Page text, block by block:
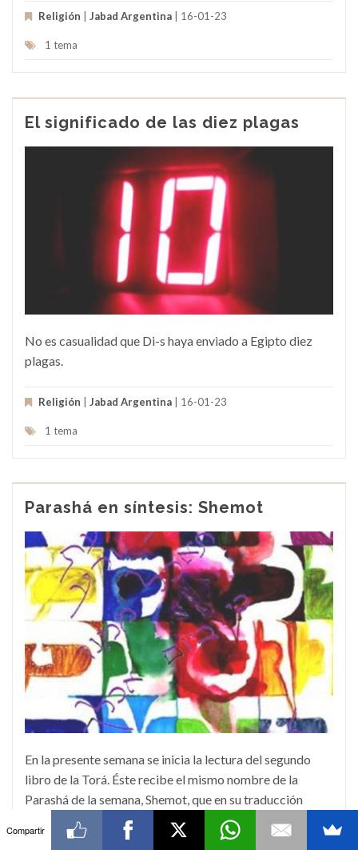
Religión Jabad Argentina | 16-01-23
1 tema
El significado de las diez plagas
No es casualidad que Di-s haya enviado a Egipto diez
plagas.
Religión Jabad Argentina | 16-01-23
1 tema
Parashá en síntesis: Shemot
En la presente semana se inicia la lectura del segundo
libro de la Torá. Éste recibe el mismo nombre de la
Parashá de la semana, Shemot, que en su traducción
literal significa “Nombres”. Se trata de los nombres de
los hijos de Israel (Iaakov), que bajaron a Egipto con él y
Compartir